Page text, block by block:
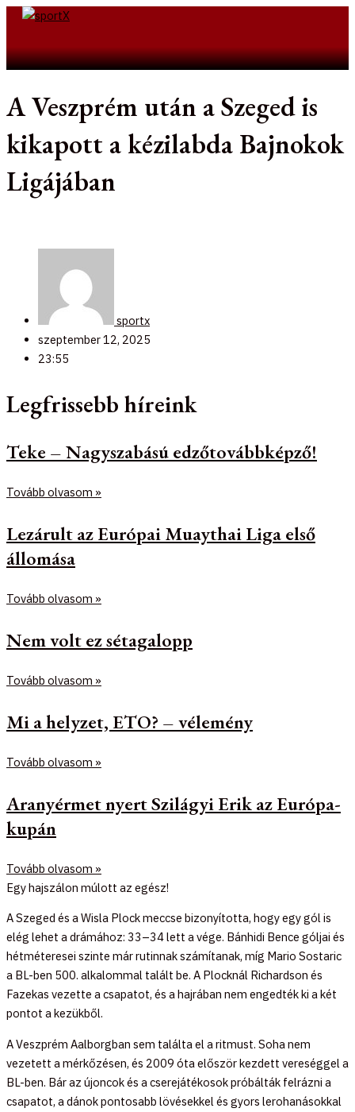
Skip
A Veszprém után a Szeged is
kikapott a kézilabda Bajnokok
Ligájában
sportx
szeptember 12, 2025
23:55
Legfrissebb híreink
Teke – Nagyszabású edzőtovábbképző!
Tovább olvasom »
Lezárult az Európai Muaythai Liga első
állomása
Tovább olvasom »
Nem volt ez sétagalopp
Tovább olvasom »
Mi a helyzet, ETO? – vélemény
Tovább olvasom »
Aranyérmet nyert Szilágyi Erik az Európa-
kupán
Tovább olvasom »
Egy hajszálon múlott az egész!
A Szeged és a Wisla Plock meccse bizonyította, hogy egy gól is
elég lehet a drámához: 33–34 lett a vége. Bánhidi Bence góljai és
hétméteresei szinte már rutinnak számítanak, míg Mario Sostaric
a BL-ben 500. alkalommal talált be. A Plocknál Richardson és
Fazekas vezette a csapatot, és a hajrában nem engedték ki a két
pontot a kezükből.
A Veszprém Aalborgban sem találta el a ritmust. Soha nem
vezetett a mérkőzésen, és 2009 óta először kezdett vereséggel a
BL-ben. Bár az újoncok és a cserejátékosok próbálták felrázni a
csapatot, a dánok pontosabb lövésekkel és gyors lerohanásokkal